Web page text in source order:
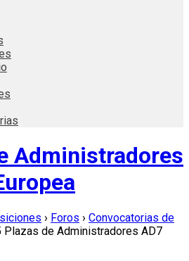
Administradores
› Foros › Convocatorias de
Plazas de Administradores AD7